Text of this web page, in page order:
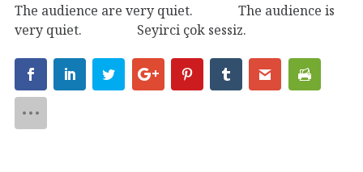
The audience are very quiet. The audience is
very quiet. Seyirci çok sessiz.